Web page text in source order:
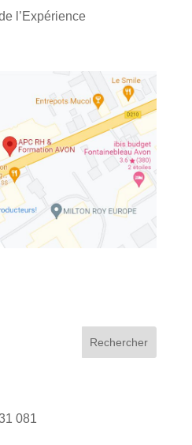
l’Expérience
Roosevelt - 77210
081